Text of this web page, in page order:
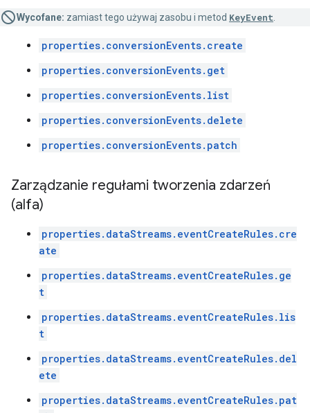
Wycofane: zamiast tego używaj zasobu i metod KeyEvent
properties.conversionEvents.create
properties.conversionEvents.get
properties.conversionEvents.list
properties.conversionEvents.delete
properties.conversionEvents.patch
Zarządzanie regułami tworzenia zdarzeń
(alfa)
properties.dataStreams.eventCreateRules.cre
ate
properties.dataStreams.eventCreateRules.ge
t
properties.dataStreams.eventCreateRules.lis
t
properties.dataStreams.eventCreateRules.del
ete
properties.dataStreams.eventCreateRules.pat